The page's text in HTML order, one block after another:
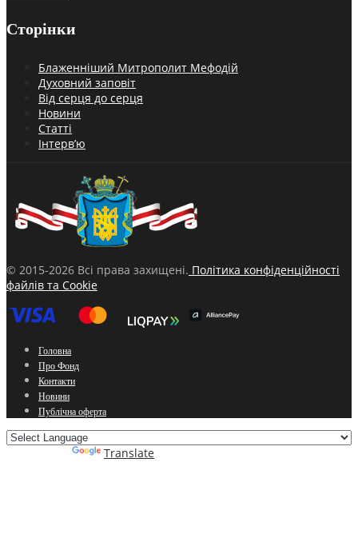
Сторінки
Блаженніший Митрополит Мефодій
Духовний заповіт
Від серця до серця
Новини
Статті
Інтерв’ю
© 2015-2026 Всі права захищені. Політика конфіденційності
файлів та Cookie
Головна
Про Фонд
Контакти
Новини
Публічна оферта
Translate